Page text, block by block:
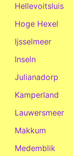
Hellevoitsluis
Hoge Hexel
Ijsselmeer
Inseln
Julianadorp
Kamperland
Lauwersmeer
Makkum
Medemblik